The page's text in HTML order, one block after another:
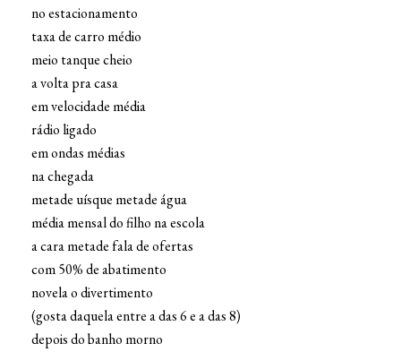
no estacionamento
taxa de carro médio
meio tanque cheio
a volta pra casa
em velocidade média
rádio ligado
em ondas médias
na chegada
metade uísque metade água
média mensal do filho na escola
a cara metade fala de ofertas
com 50% de abatimento
novela o divertimento
(gosta daquela entre a das 6 e a das 8)
depois do banho morno